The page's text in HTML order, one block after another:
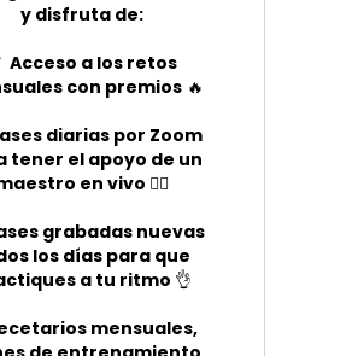
y disfruta de:
Acceso a los retos
con premios 🔥
diarias por Zoom
tener el apoyo de un
en vivo 🧘‍♀️
grabadas nuevas
los días para que
a tu ritmo 👌
mensuales,